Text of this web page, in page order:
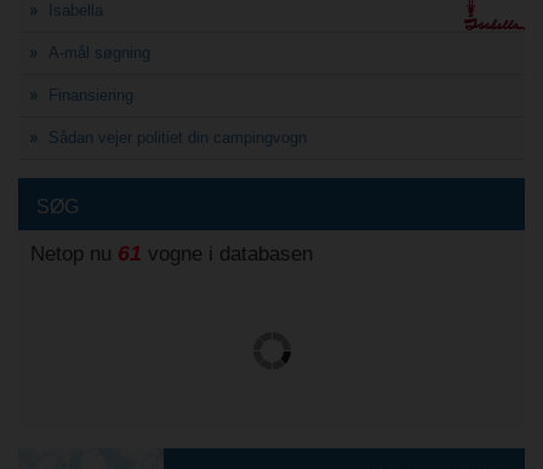
Isabella
A-mål søgning
Finansiering
Sådan vejer politiet din campingvogn
SØG
Netop nu 61 vogne i databasen